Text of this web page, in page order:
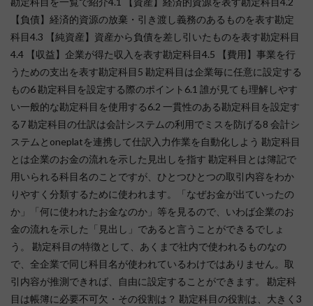
【負債】経済的資源の放棄・引き渡し義務のあるものを表す勘定
科目4.3 【純資産】資産から負債を差し引いたものを表す勘定科目
4.4 【収益】企業が得た収入を表す勘定科目4.5 【費用】事業を行
うための支出を表す勘定科目5 勘定科目は企業毎に任意に設定する
もの6 勘定科目を設定する際のポイント6.1 誰が見ても理解しやす
い一般的な勘定科目を使用する6.2 一貫性のある勘定科目を設定す
る7 勘定科目の仕訳は会計システムの利用でミスを防げる8 会計シ
ステムとoneplatを連携して仕訳入力作業を自動化しよう 勘定科目
とは企業のお金の流れを示した見出しを指す 勘定科目とは簿記で
用いられる科目名のことですが、ひとつひとつの取引内容をわか
りやすく分類するために使われます。「なぜお金が出ていったの
か」「何に使われたお金なのか」等を見るので、いわば企業のお
金の流れを示した「見出し」であると言うことができるでしょ
う。 勘定科目の特徴として、あくまで社内で使われるものなの
で、全企業で同じ科目名が使われているわけではありません。取
引内容が推測できれば、自由に設定することができます。 勘定科
目は帳簿に必要不可欠・その役割は？ 勘定科目の役割は、大きく3